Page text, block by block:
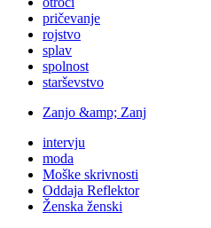
pričevanje
rojstvo
splav
spolnost
starševstvo
Zanjo &amp; Zanj
intervju
moda
Moške skrivnosti
Oddaja Reflektor
Ženska ženski